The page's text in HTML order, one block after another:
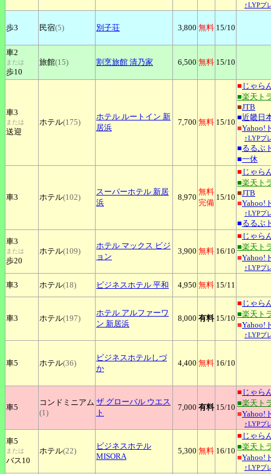
↑LYPプ
歩3 民宿(5) 別子荘 3,800 無料 15/10
車2
または
歩10
旅館(15) 割烹旅館 清乃家 6,500 無料 15/10
車3
または
送迎
ホテル(175)
ホテル ルートイン 新
居浜
7,700 無料 15/10
■ じゃら
■楽天ト
■JTB
■近畿日
■Yahoo!
↑LYPプ
■るるぶ
■一休
車3 ホテル(102)
スーパーホテル 新居
浜
8,970
無料
完備
15/10
■ じゃら
■楽天ト
■JTB
■Yahoo!
↑LYPプ
■るるぶ
車3
または
歩20
ホテル(109)
ホテル マックス ビジ
ョン
3,900 無料 16/10
■ じゃら
■楽天ト
■Yahoo!
↑LYPプ
車3 ホテル(18) ビジネスホテル 平和 4,950 無料 15/11
車3 ホテル(197)
ホテル アルファーワ
ン 新居浜
8,000 有料 15/10
■ じゃら
■楽天ト
■Yahoo!
↑LYPプ
車5 ホテル(36)
ビジネスホテルしづ
か
4,400 無料 16/10
車5
コンドミニアム
(1)
ザ グローバル ウエス
ト
7,000 有料 15/10
■ じゃら
■楽天ト
■Yahoo!
↑LYPプ
車5
または
バス10
ホテル(22)
ビジネスホテル
MISORA
5,300 無料 16/10
■ じゃら
■楽天ト
■Yahoo!
↑LYPプ